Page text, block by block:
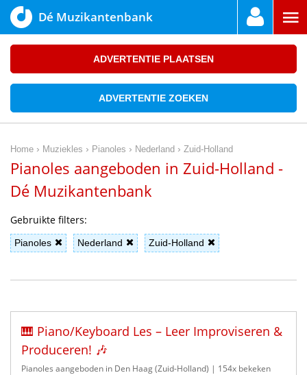
Dé Muzikantenbank
ADVERTENTIE PLAATSEN
ADVERTENTIE ZOEKEN
Home › Muziekles › Pianoles › Nederland › Zuid-Holland
Pianoles aangeboden in Zuid-Holland -
Dé Muzikantenbank
Gebruikte filters:
Pianoles Nederland Zuid-Holland
🎹 Piano/Keyboard Les – Leer Improviseren &
Produceren! 🎶
Pianoles aangeboden in Den Haag (Zuid-Holland) | 154x bekeken